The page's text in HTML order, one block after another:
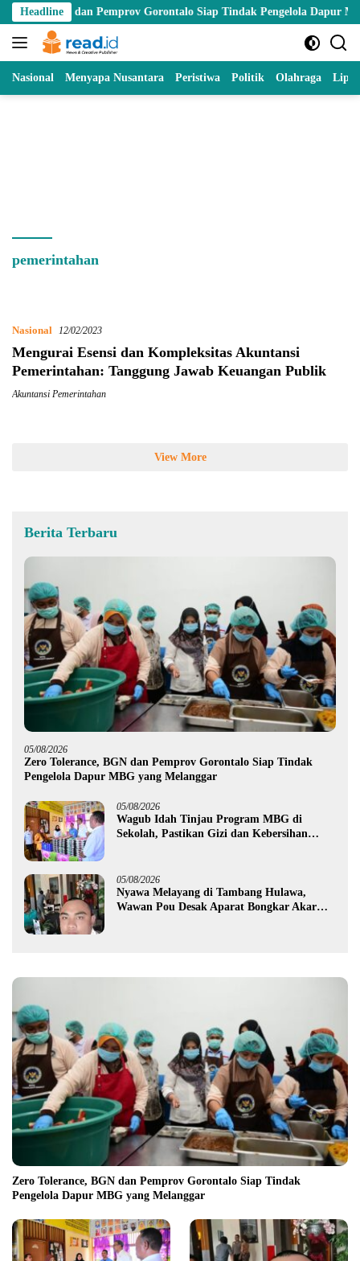
Skip
to
content
Headline
BGN dan Pemprov Gorontalo Siap Tindak Pengelola Dapur MBG yang
Nasional Menyapa Nusantara Peristiwa Politik Olahraga
pemerintahan
Nasional 12/02/2023
Mengurai Esensi dan Kompleksitas Akuntansi
Pemerintahan: Tanggung Jawab Keuangan Publik
Akuntansi Pemerintahan
View More
Berita Terbaru
05/08/2026
Zero Tolerance, BGN dan Pemprov Gorontalo Siap Tindak
Pengelola Dapur MBG yang Melanggar
05/08/2026
Wagub Idah Tinjau Program MBG di
Sekolah, Pastikan Gizi dan Kebersihan
05/08/2026
Nyawa Melayang di Tambang Hulawa,
Wawan Pou Desak Aparat Bongkar Akar
Zero Tolerance, BGN dan Pemprov Gorontalo Siap Tindak
Pengelola Dapur MBG yang Melanggar